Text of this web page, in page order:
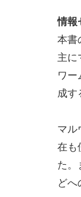
情報
本書
主に
ワ
成す
マル
在も
た。
どへ